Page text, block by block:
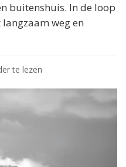
buitenshuis. In de loop
weg en
te lezen